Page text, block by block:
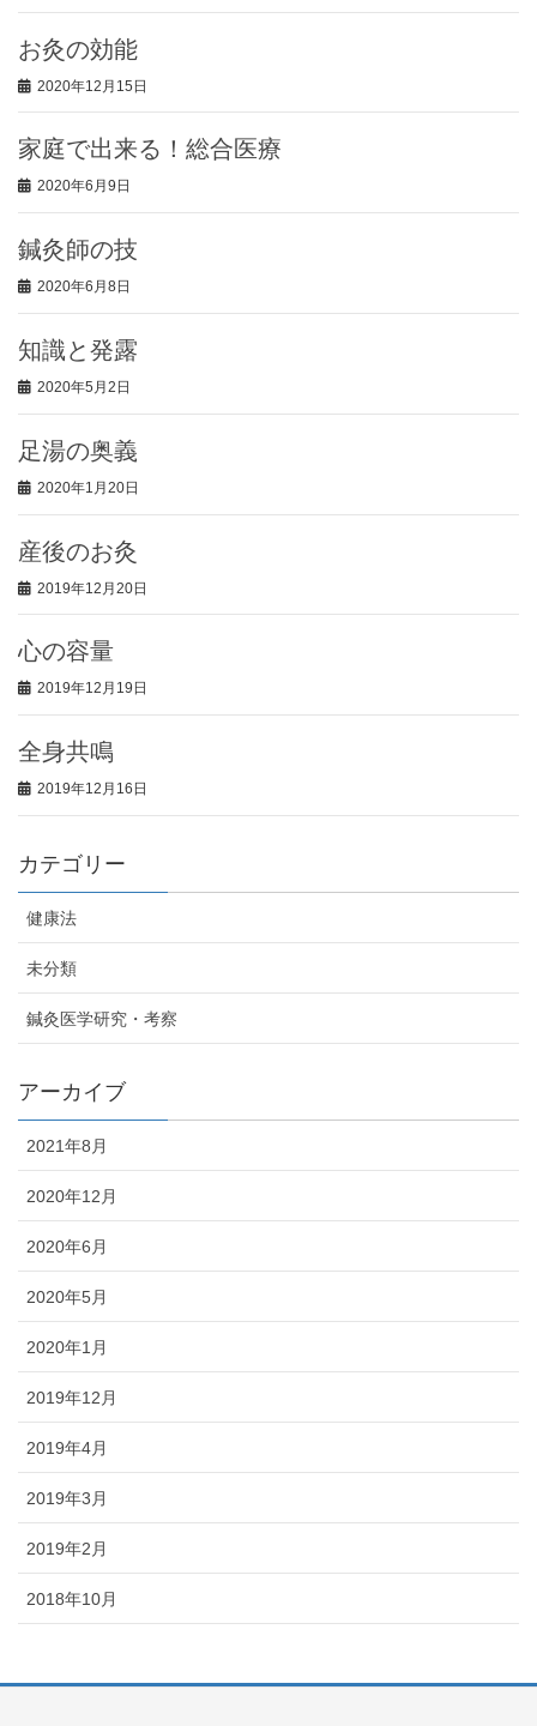
お灸の効能
2020年12月15日
家庭で出来る！総合医療
2020年6月9日
鍼灸師の技
2020年6月8日
知識と発露
2020年5月2日
足湯の奥義
2020年1月20日
産後のお灸
2019年12月20日
心の容量
2019年12月19日
全身共鳴
2019年12月16日
カテゴリー
健康法
未分類
鍼灸医学研究・考察
アーカイブ
2021年8月
2020年12月
2020年6月
2020年5月
2020年1月
2019年12月
2019年4月
2019年3月
2019年2月
2018年10月